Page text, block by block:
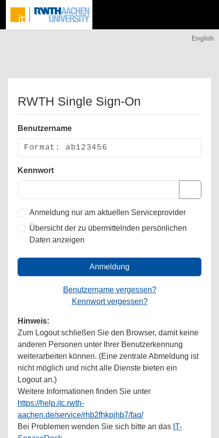
English
RWTH Single Sign-On
Benutzername
Kennwort
Anmeldung nur am aktuellen Serviceprovider
Übersicht der zu übermittelnden persönlichen
Daten anzeigen
Anmeldung
Benutzername vergessen?
Kennwort vergessen?
Hinweis:
Zum Logout schließen Sie den Browser, damit keine
anderen Personen unter Ihrer Benutzerkennung
weiterarbeiten können. (Eine zentrale Abmeldung ist
nicht möglich und nicht alle Dienste bieten ein
Logout an.)
Weitere Informationen finden Sie unter
https://help.itc.rwth-
aachen.de/service/rhb2fhkpjhb7/faq/
Bei Problemen wenden Sie sich bitte an das IT-